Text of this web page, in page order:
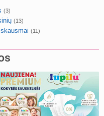
(3)
(13)
(11)